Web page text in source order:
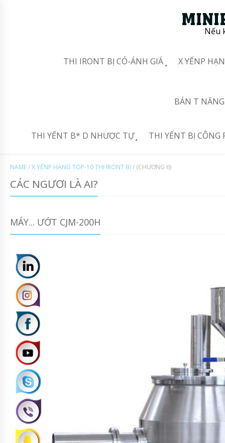
Nếu
THI IRONT BỊ CÓ-ÁNH GIÁ X YẾNP
BÁN T
THI YẾNT B* D NHƯỢC TỰ THI YẾNT BỊ CÔNG
NAME/X YẾNP HẠNG TOP-10 THI IRONT BỊ / (CHƯƠNG 6)
CÁC NGƯƠI LÀ AI?
MÁY... ƯỚT CJM-200H